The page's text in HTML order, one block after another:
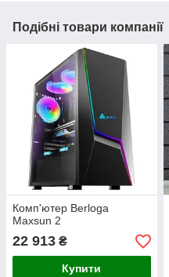
Подібні товари компанії
Комп'ютер Berloga
Maxsun 2
22 913 ₴
Купити